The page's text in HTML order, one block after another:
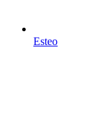
Esteo